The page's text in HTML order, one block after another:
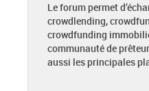
Le forum permet
crowdlending,
crowdfunding
communauté de
aussi les principales